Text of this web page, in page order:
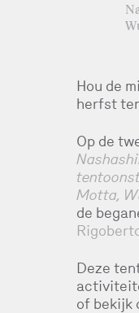
Hou de
herfst
Op de
Motta,
de
Deze
of bekijk